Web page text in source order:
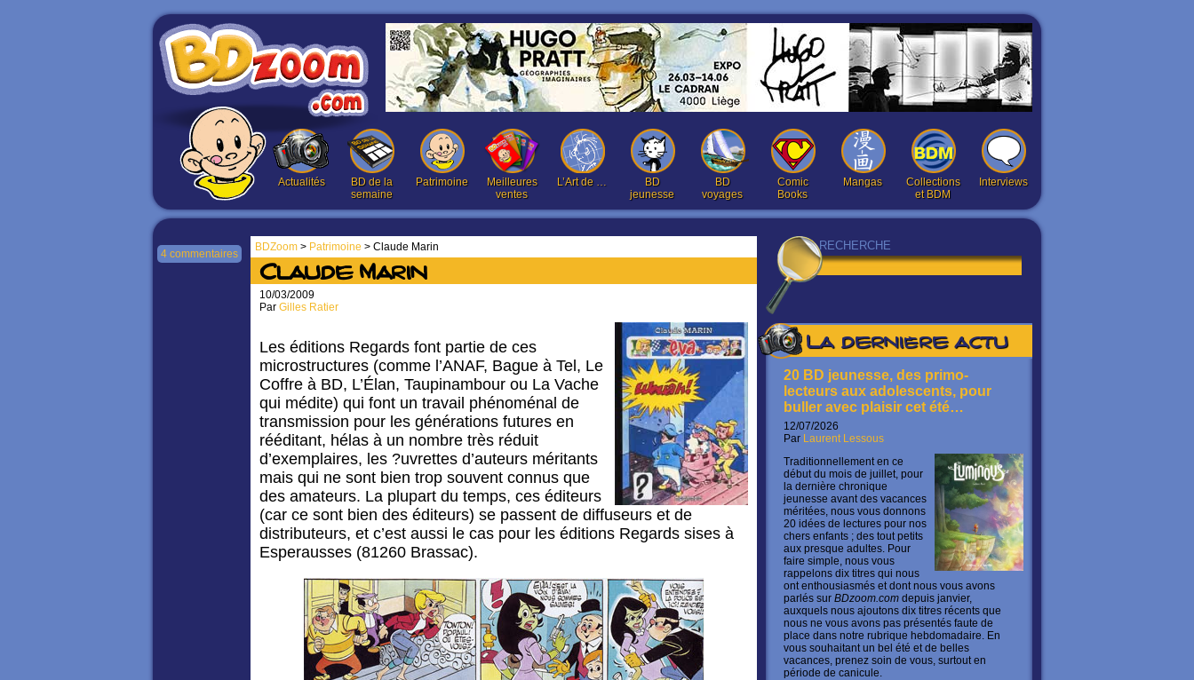
Actualités
BD de la
semaine
Patrimoine
Meilleures
ventes
L’Art de …
BD
jeunesse
BD
voyages
Comic
Books
Mangas
Collections
et BDM
Interviews
La dernière actu
20 BD jeunesse, des primo-
lecteurs aux adolescents, pour
buller avec plaisir cet été…
12/07/2026
Par Laurent Lessous
Traditionnellement en ce
début du mois de juillet, pour
la dernière chronique
jeunesse avant des vacances
méritées, nous vous donnons
20 idées de lectures pour nos
chers enfants ; des tout petits
aux presque adultes. Pour
faire simple, nous vous
rappelons dix titres qui nous
ont enthousiasmés et dont nous vous avons
parlés sur BDzoom.com depuis janvier,
auxquels nous ajoutons dix titres récents que
nous ne vous avons pas présentés faute de
place dans notre rubrique hebdomadaire. En
vous souhaitant un bel été et de belles
vacances, prenez soin de vous, surtout en
période de canicule.
BDZoom > Patrimoine > Claude Marin
4 commentaires
Claude Marin
10/03/2009
Par Gilles Ratier
Les éditions Regards font partie de ces
microstructures (comme l’ANAF, Bague à Tel, Le
Coffre à BD, L’Élan, Taupinambour ou La Vache
qui médite) qui font un travail phénoménal de
transmission pour les générations futures en
rééditant, hélas à un nombre très réduit
d’exemplaires, les ?uvrettes d’auteurs méritants
mais qui ne sont bien trop souvent connus que
des amateurs. La plupart du temps, ces éditeurs
(car ce sont bien des éditeurs) se passent de diffuseurs et de
distributeurs, et c’est aussi le cas pour les éditions Regards sises à
Esperausses (81260 Brassac).